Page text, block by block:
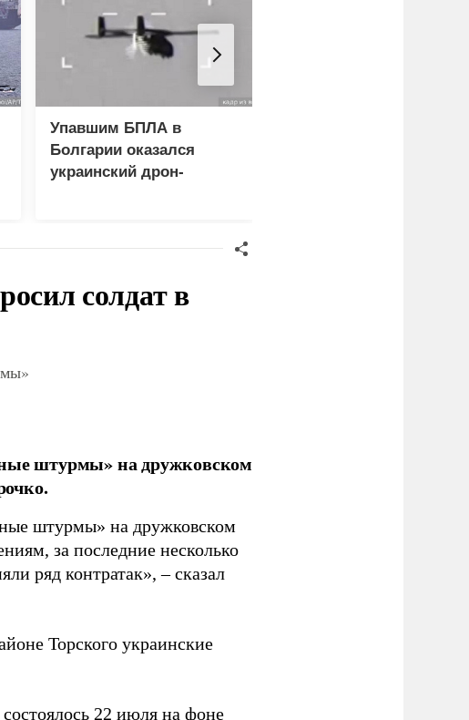
Упавшим БПЛА в
Болгарии оказался
украинский дрон-
солдат в
штурмы» на дружковском
штурмы» на дружковском
за последние несколько
ряд контратак», – сказал
Торского украинские
22 июля на фоне